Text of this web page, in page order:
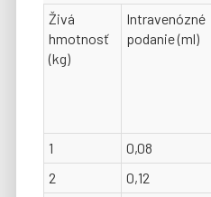
Živá
hmotnosť
(kg)
Intravenózné
podanie (ml)
1
0,08
2
0,12